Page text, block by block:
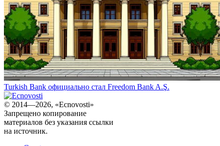
Turkish Bank официально стал Freedom Bank A.Ş.
© 2014—2026, «Ecnovosti»
Запрещено копирование
материалов без указания ссылки
на источник.